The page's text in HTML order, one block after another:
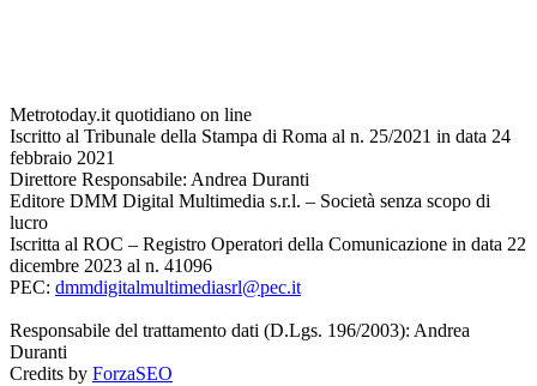
Metrotoday.it quotidiano on line
Iscritto al Tribunale della Stampa di Roma al n. 25/2021 in data 24
febbraio 2021
Direttore Responsabile: Andrea Duranti
Editore DMM Digital Multimedia s.r.l. – Società senza scopo di
lucro
Iscritta al ROC – Registro Operatori della Comunicazione in data 22
dicembre 2023 al n. 41096
PEC: dmmdigitalmultimediasrl@pec.it
Responsabile del trattamento dati (D.Lgs. 196/2003): Andrea
Duranti
Credits by ForzaSEO